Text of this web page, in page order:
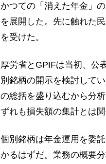
かつての「消えた年金」
を展開した。先に触れた
を受けた。
厚労省とGPIFは当初、公
別銘柄の開示を検討して
の総括を盛り込むから分
ずれも損失額の集計とは関
個別銘柄は年金運用を委
かるはずだ。業務の概要